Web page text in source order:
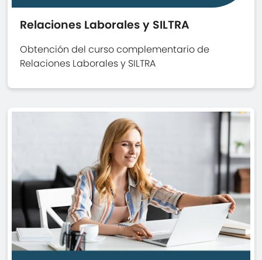
Relaciones Laborales y SILTRA
Obtención del curso complementario de
Relaciones Laborales y SILTRA